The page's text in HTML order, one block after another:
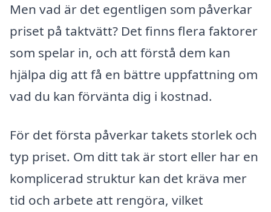
Men vad är det egentligen som påverkar
priset på taktvätt? Det finns flera faktorer
som spelar in, och att förstå dem kan
hjälpa dig att få en bättre uppfattning om
vad du kan förvänta dig i kostnad.
För det första påverkar takets storlek och
typ priset. Om ditt tak är stort eller har en
komplicerad struktur kan det kräva mer
tid och arbete att rengöra, vilket